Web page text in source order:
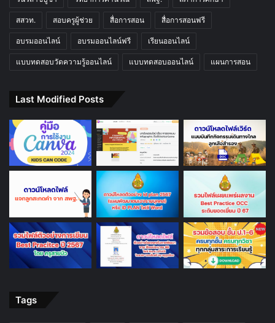
สสวท. สอบครูผู้ช่วย สื่อการสอน สื่อการสอนฟรี
อบรมออนไลน์ อบรมออนไลน์ฟรี เรียนออนไลน์
แบบทดสอบวัดความรู้ออนไลน์ แบบทดสอบออนไลน์ แผนการสอน
Last Modified Posts
Tags